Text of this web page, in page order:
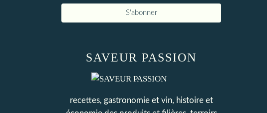
SAVEUR PASSION
recettes, gastronomie et vin, histoire et